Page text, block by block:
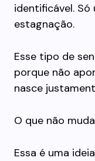
identificável.
estagnação.
Esse tipo de
porque não
nasce
O que não
Essa é uma